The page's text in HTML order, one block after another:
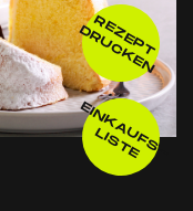
R
E
Z
E
P
T
D
R
U
C
K
E
N
E
IN
K
A
U
F
S
-
L
IS
T
E